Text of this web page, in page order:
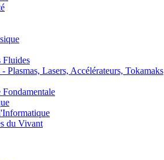
Lasers, Accélérateurs, Tokamaks
du Vivant